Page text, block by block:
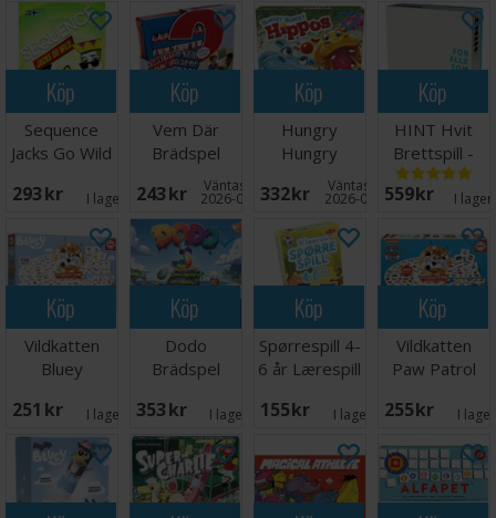
Köp
Sequence
Jacks Go Wild
293 SEK I lager: 1
Köp
Vem Där
Brädspel
243 SEK Väntas in:
2026-08-15
Köp
Hungry
Hungry
Hippos
Brädspel
332 SEK Väntas in:
2026-08-27
Köp
HINT Hvit
Brettspill -
Norsk utgave
559 SEK I
Köp
Vildkatten
Bluey
251 SEK I lager: 8
Köp
Dodo
Brädspel
353 SEK I lager:
Köp
Spørrespill 4-
6 år Lærespill
155 SEK I lager: 1
Köp
Vildkatten
Paw Patrol
255 SEK I